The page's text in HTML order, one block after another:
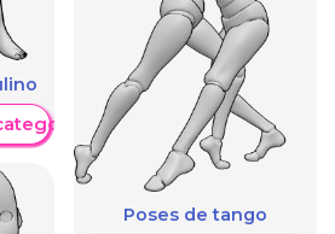
Poses de tango